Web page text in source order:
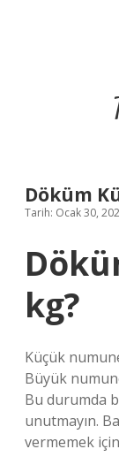
Döküm
Tarih: Ocak 30,
kg?
Küçük
Büyük
Bu durumda
unutmayın.
vermemek